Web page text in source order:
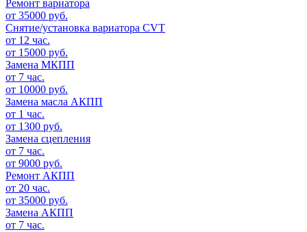
Ремонт вариатора
от 35000 руб.
Снятие/установка вариатора CVT
от 12 час.
от 15000 руб.
Замена МКПП
от 7 час.
от 10000 руб.
Замена масла АКПП
от 1 час.
от 1300 руб.
Замена сцепления
от 7 час.
от 9000 руб.
Ремонт АКПП
от 20 час.
от 35000 руб.
Замена АКПП
от 7 час.